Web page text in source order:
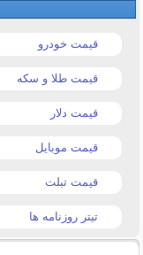
قیمت خودرو
قیمت طلا و سکه
قیمت دلار
قیمت موبایل
قیمت تبلت
تیتر روزنامه ها